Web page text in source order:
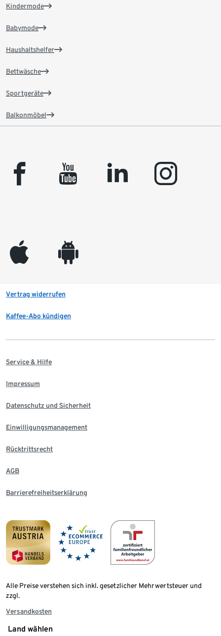
Kindermode
Babymode
Haushaltshelfer
Bettwäsche
Sportgeräte
Balkonmöbel
facebook youtube linkedin instagram
appleinc android
Vertrag widerrufen
Kaffee-Abo kündigen
Service & Hilfe
Impressum
Datenschutz und Sicherheit
Einwilligungsmanagement
Rücktrittsrecht
AGB
Barrierefreiheitserklärung
Alle Preise verstehen sich inkl. gesetzlicher Mehrwertsteuer und
zzgl.
Versandkosten
Land wählen